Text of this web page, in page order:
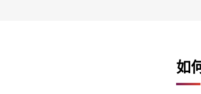
如